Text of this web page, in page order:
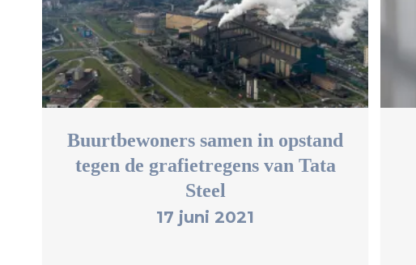
Buurtbewoners samen in opstand
tegen de grafietregens van Tata
Steel
17 juni 2021